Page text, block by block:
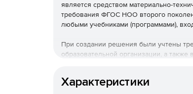
является средством материально-
требования ФГОС НОО второго
любыми учебниками (программами),
При создании решения были учтены
образовательной организации, а
экономить учебное время,
Характеристики